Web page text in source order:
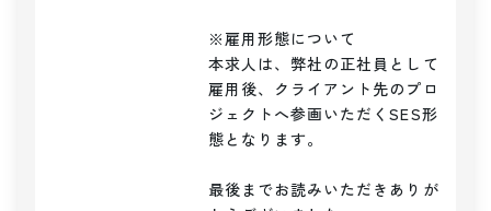
※雇用形態について
本求人は、弊社の正社員として
雇用後、クライアント先のプロ
ジェクトへ参画いただくSES形
態となります。
最後までお読みいただきありが